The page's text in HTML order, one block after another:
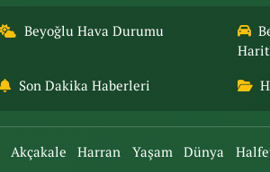
Beyoğlu Hava Durumu
Son Dakika Haberleri
Akçakale Harran Yaşam Dünya